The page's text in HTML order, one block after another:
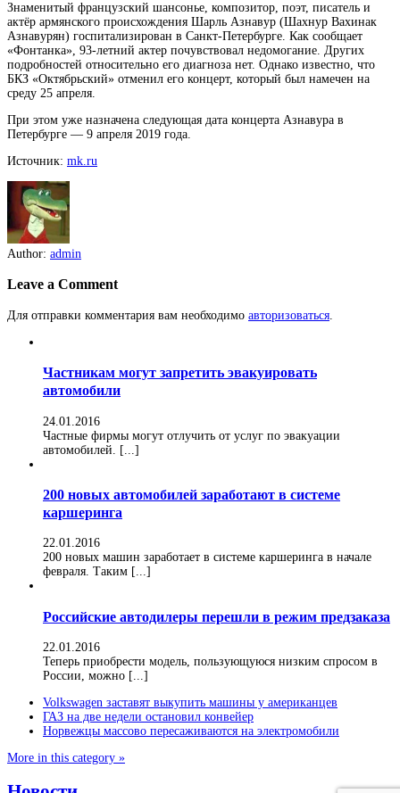
Знаменитый французский шансонье, композитор, поэт, писатель и
актёр армянского происхождения Шарль Азнавур (Шахнур Вахинак
Азнавурян) госпитализирован в Санкт-Петербурге. Как сообщает
«Фонтанка», 93-летний актер почувствовал недомогание. Других
подробностей относительно его диагноза нет. Однако известно, что
БКЗ «Октябрьский» отменил его концерт, который был намечен на
среду 25 апреля.
При этом уже назначена следующая дата концерта Азнавура в
Петербурге — 9 апреля 2019 года.
Источник: mk.ru
Author: admin
Leave a Comment
Для отправки комментария вам необходимо авторизоваться
Частникам могут запретить эвакуировать
автомобили
24.01.2016
Частные фирмы могут отлучить от услуг по эвакуации
автомобилей. [...]
200 новых автомобилей заработают в системе
каршеринга
22.01.2016
200 новых машин заработает в системе каршеринга в начале
февраля. Таким [...]
Российские автодилеры перешли в режим предзаказа
22.01.2016
Теперь приобрести модель, пользующуюся низким спросом в
России, можно [...]
Volkswagen заставят выкупить машины у американцев
ГАЗ на две недели остановил конвейер
Норвежцы массово пересаживаются на электромобили
More in this category »